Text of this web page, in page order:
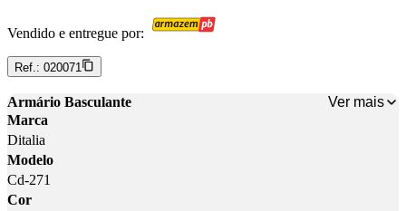
Vendido e entregue por:
Ref.: 020071
Armário Basculante
Ver mais
Marca
Ditalia
Modelo
Cd-271
Cor